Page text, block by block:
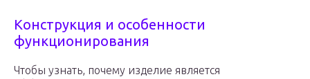
Конструкция и особенности
функционирования
Чтобы узнать, почему изделие является